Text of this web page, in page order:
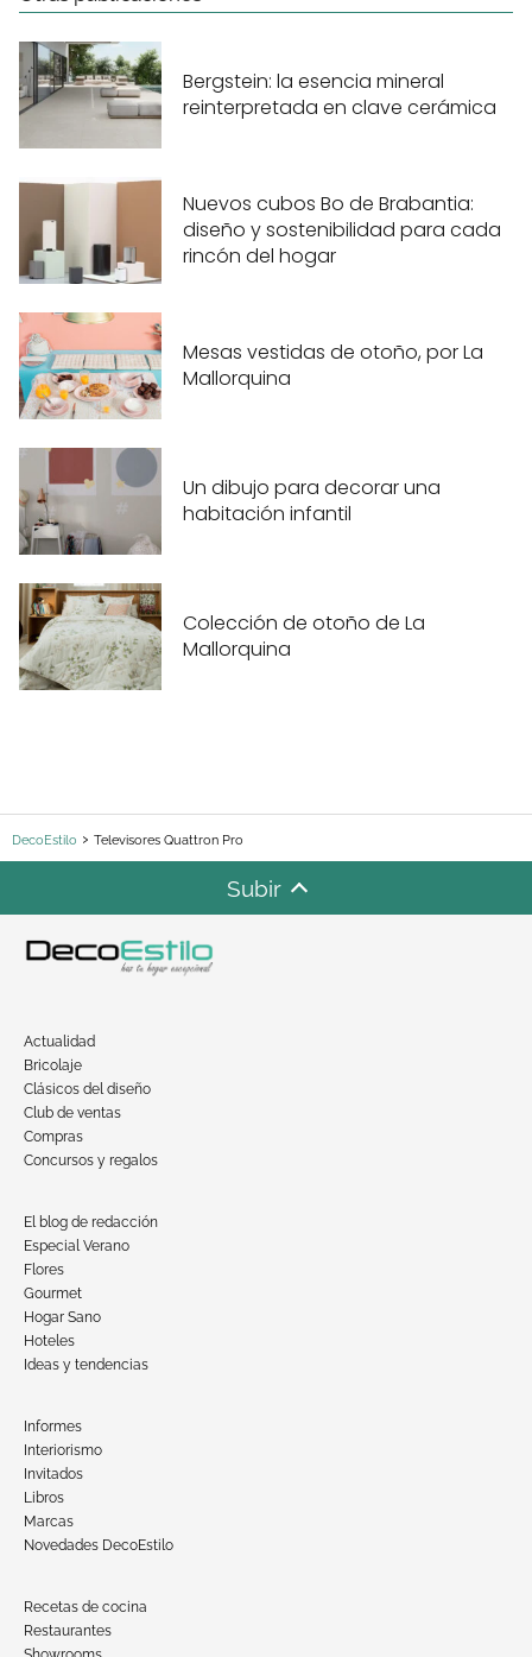
Bergstein: la esencia mineral
reinterpretada en clave cerámica
Nuevos cubos Bo de Brabantia:
diseño y sostenibilidad para cada
rincón del hogar
Mesas vestidas de otoño, por La
Mallorquina
Un dibujo para decorar una
habitación infantil
Colección de otoño de La
Mallorquina
DecoEstilo Televisores Quattron Pro
Subir
Actualidad
Bricolaje
Clásicos del diseño
Club de ventas
Compras
Concursos y regalos
El blog de redacción
Especial Verano
Flores
Gourmet
Hogar Sano
Hoteles
Ideas y tendencias
Informes
Interiorismo
Invitados
Libros
Marcas
Novedades DecoEstilo
Recetas de cocina
Restaurantes